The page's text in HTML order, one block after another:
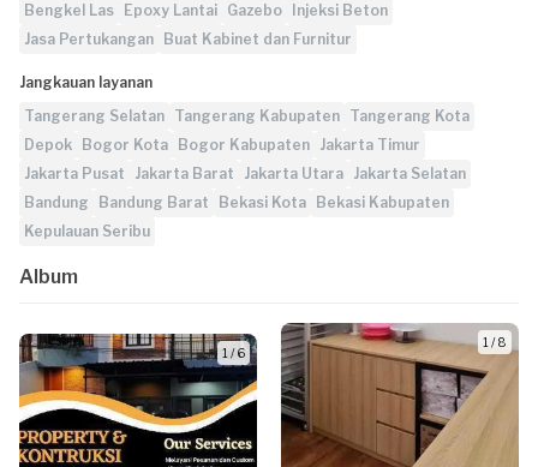
Bengkel Las
Epoxy Lantai Gazebo
Injeksi Beton
Jasa Pertukangan
Buat Kabinet dan Furnitur
Jangkauan layanan
Tangerang Selatan Tangerang Kabupaten Tangerang Kota
Depok
Bogor Kota Bogor Kabupaten Jakarta Timur
Jakarta Pusat
Jakarta Barat Jakarta Utara Jakarta Selatan
Bandung
Bandung Barat Bekasi Kota
Bekasi Kabupaten
Kepulauan Seribu
Album
1 / 6
1 / 8